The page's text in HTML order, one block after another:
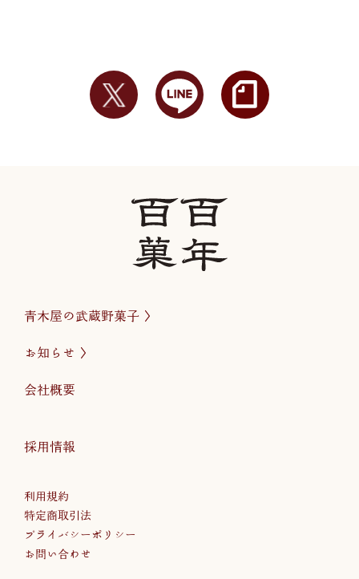
青木屋の武蔵野菓子
お知らせ
会社概要
採用情報
利用規約
特定商取引法
プライバシーポリシー
お問い合わせ